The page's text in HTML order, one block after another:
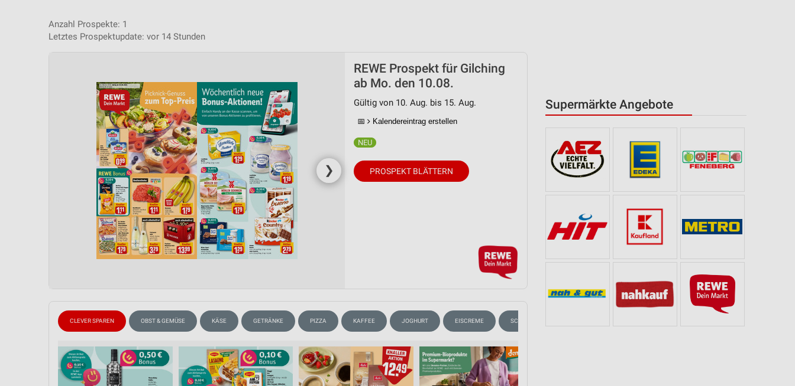
Supermärkte Angebote
Anzahl Prospekte: 1
Letztes Prospektupdate: vor 14 Stunden
❯
REWE Prospekt für Gilching
ab Mo. den 10.08.
Gültig von 10. Aug. bis 15. Aug.
📅 Kalendereintrag erstellen
PROSPEKT BLÄTTERN
CLEVER SPAREN OBST & GEMÜSE KÄSE GETRÄNKE PIZZA KAFFEE JOGHURT EISCREME SCHOKOLADE & SÜSSIGKEITEN